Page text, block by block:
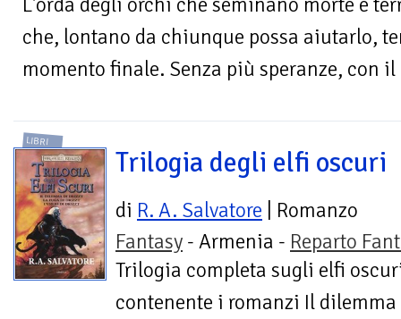
L'orda degli orchi che seminano morte e
che, lontano da chiunque possa aiutarlo,
momento finale. Senza più speranze, con il
LIBRI
Trilogia degli elfi oscuri
di R. A. Salvatore | Romanzo
Fantasy - Armenia - Reparto
Trilogia completa sugli elfi
contenente i romanzi Il